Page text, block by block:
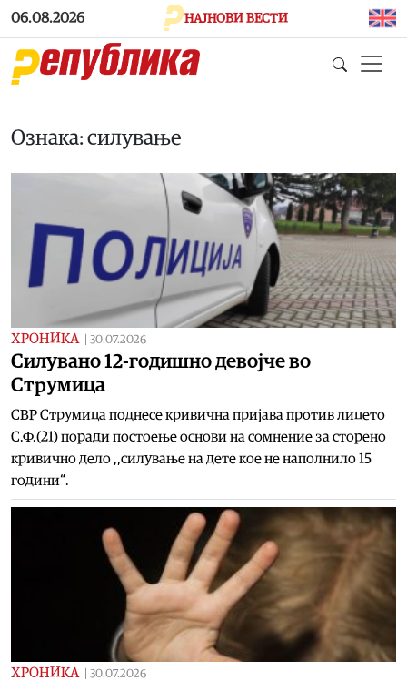
Skip to main content
06.08.2026 НАЈНОВИ ВЕСТИ
Ознака: силување
ХРОНИКА 30.07.2026
Силувано 12-годишно девојче во
Струмица
СВР Струмица поднесе кривична пријава против лицето
С.Ф.(21) поради постоење основи на сомнение за сторено
кривично дело ,,силување на дете кое не наполнило 15
години“.
ХРОНИКА 30.07.2026